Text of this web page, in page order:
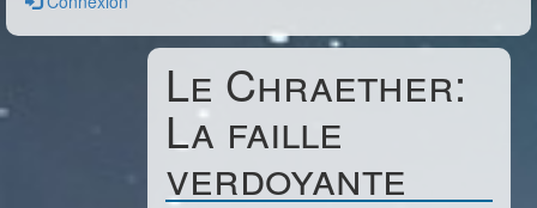
Le Chraether:
La faille
verdoyante